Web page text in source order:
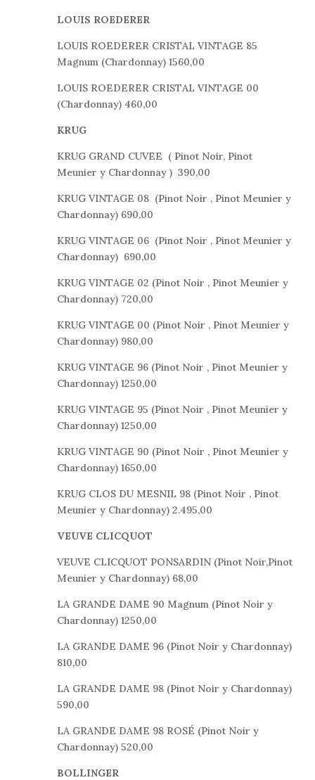
LOUIS ROEDERER
LOUIS ROEDERER CRISTAL VINTAGE 85
Magnum (Chardonnay) 1560,00
LOUIS ROEDERER CRISTAL VINTAGE 00
(Chardonnay) 460,00
KRUG
KRUG GRAND CUVEE ( Pinot Noir, Pinot
Meunier y Chardonnay ) 390,00
KRUG VINTAGE 08 (Pinot Noir , Pinot Meunier y
Chardonnay) 690,00
KRUG VINTAGE 06 (Pinot Noir , Pinot Meunier y
Chardonnay) 690,00
KRUG VINTAGE 02 (Pinot Noir , Pinot Meunier y
Chardonnay) 720,00
KRUG VINTAGE 00 (Pinot Noir , Pinot Meunier y
Chardonnay) 980,00
KRUG VINTAGE 96 (Pinot Noir , Pinot Meunier y
Chardonnay) 1250,00
KRUG VINTAGE 95 (Pinot Noir , Pinot Meunier y
Chardonnay) 1250,00
KRUG VINTAGE 90 (Pinot Noir , Pinot Meunier y
Chardonnay) 1650,00
KRUG CLOS DU MESNIL 98 (Pinot Noir , Pinot
Meunier y Chardonnay) 2.495,00
VEUVE CLICQUOT
VEUVE CLICQUOT PONSARDIN (Pinot Noir,Pinot
Meunier y Chardonnay) 68,00
LA GRANDE DAME 90 Magnum (Pinot Noir y
Chardonnay) 1250,00
LA GRANDE DAME 96 (Pinot Noir y Chardonnay)
810,00
LA GRANDE DAME 98 (Pinot Noir y Chardonnay)
590,00
LA GRANDE DAME 98 ROSÉ (Pinot Noir y
Chardonnay) 520,00
BOLLINGER